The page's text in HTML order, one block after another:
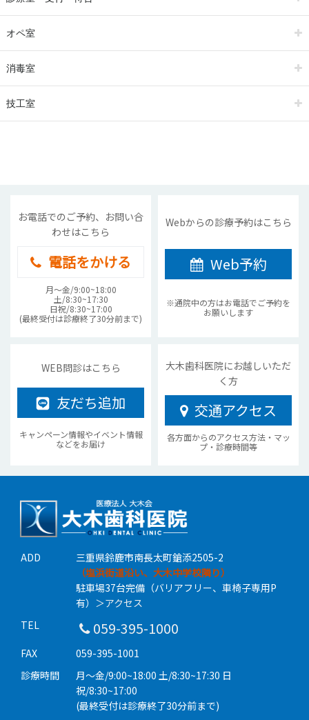
オペ室
消毒室
技工室
お電話でのご予約、お問い合
わせはこちら
電話をかける
月〜金/9:00~18:00
土/8:30~17:30
日祝/8:30~17:00
(最終受付は診療終了30分前まで)
Webからの診療予約はこちら
Web予約
※通院中の方はお電話でご予約を
お願いします
WEB問診はこちら
友だち追加
キャンペーン情報やイベント情報
などをお届け
大木歯科医院にお越しいただ
く方
交通アクセス
各方面からのアクセス方法・マッ
プ・診療時間等
ADD
三重県鈴鹿市南長太町鎗添2505-2
（塩浜街道沿い、大木中学校隣り）
駐車場37台完備（バリアフリー、車椅子専用P
有） ＞アクセス
TEL
059-395-1000
FAX
059-395-1001
診療時間
月〜金/9:00~18:00 土/8:30~17:30 日
祝/8:30~17:00
(最終受付は診療終了30分前まで)